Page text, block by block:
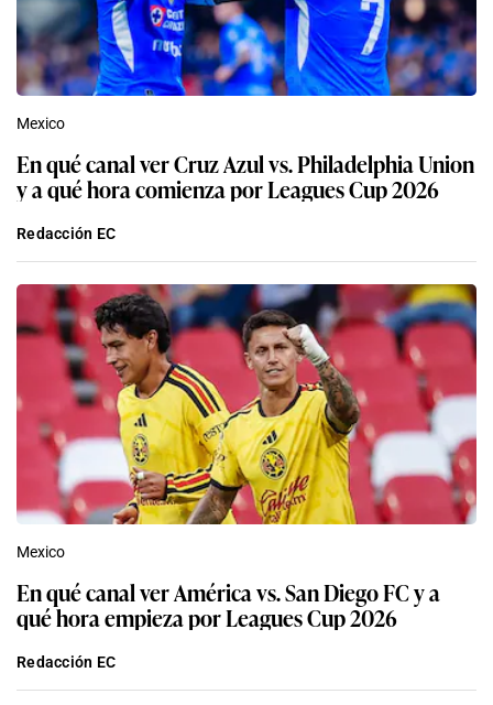
Mexico
En qué canal ver Cruz Azul vs. Philadelphia Union
y a qué hora comienza por Leagues Cup 2026
Redacción EC
Mexico
En qué canal ver América vs. San Diego FC y a
qué hora empieza por Leagues Cup 2026
Redacción EC